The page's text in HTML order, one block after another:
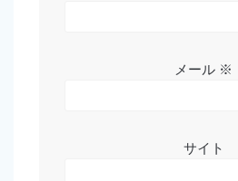
メール ※
サイト